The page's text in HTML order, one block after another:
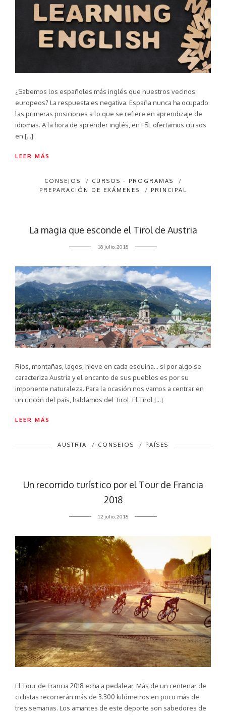
¿Sabemos los españoles más inglés que nuestros vecinos
europeos? La respuesta es negativa. España nunca ha ocupado
las primeras posiciones a lo que se refiere en aprendizaje de
idiomas. A la hora de aprender inglés, en FSL ofertamos cursos
en […]
LEER MÁS
CONSEJOS / CURSOS - PROGRAMAS
/
PREPARACIÓN DE EXÁMENES
/ PRINCIPAL
La magia que esconde el Tirol de Austria
18 julio, 2018
Ríos, montañas, lagos, nieve en cada esquina… si por algo se
caracteriza Austria y el encanto de sus pueblos es por su
imponente naturaleza. Para la ocasión nos vamos a centrar en
un rincón del país, hablamos del Tirol. El Tirol […]
LEER MÁS
AUSTRIA / CONSEJOS / PAÍSES
Un recorrido turístico por el Tour de Francia
2018
12 julio, 2018
El Tour de Francia 2018 echa a pedalear. Más de un centenar de
ciclistas recorrerán más de 3.300 kilómetros en poco más de
tres semanas. Los amantes de este deporte son sabedores de